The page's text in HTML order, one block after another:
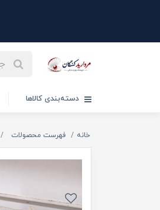
دسته‌بندی کالاها
خانه فهرست محصولات